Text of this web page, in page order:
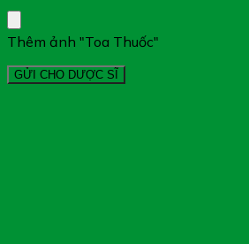
Thêm ảnh "Toa Thuốc"